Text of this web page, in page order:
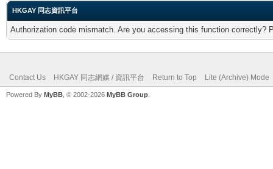
HKGAY 同志資訊平台
Authorization code mismatch. Are you accessing this function correctly?
Contact Us HKGAY 同志網媒 / 資訊平台 Return to Top Lite (Archive) Mode
Powered By MyBB , © 2002-2026 MyBB Group